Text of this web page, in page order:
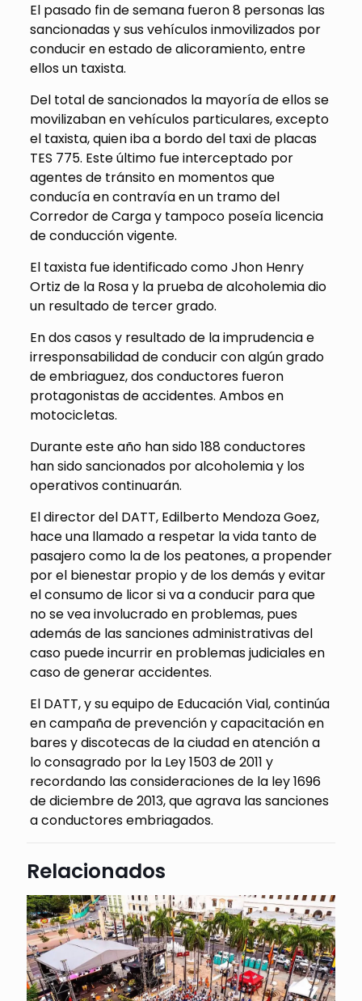
El pasado fin de semana fueron 8 personas las
sancionadas y sus vehículos inmovilizados por
conducir en estado de alicoramiento, entre
ellos un taxista.
Del total de sancionados la mayoría de ellos se
movilizaban en vehículos particulares, excepto
el taxista, quien iba a bordo del taxi de placas
TES 775. Este último fue interceptado por
agentes de tránsito en momentos que
conducía en contravía en un tramo del
Corredor de Carga y tampoco poseía licencia
de conducción vigente.
El taxista fue identificado como Jhon Henry
Ortiz de la Rosa y la prueba de alcoholemia dio
un resultado de tercer grado.
En dos casos y resultado de la imprudencia e
irresponsabilidad de conducir con algún grado
de embriaguez, dos conductores fueron
protagonistas de accidentes. Ambos en
motocicletas.
Durante este año han sido 188 conductores
han sido sancionados por alcoholemia y los
operativos continuarán.
El director del DATT, Edilberto Mendoza Goez,
hace una llamado a respetar la vida tanto de
pasajero como la de los peatones, a propender
por el bienestar propio y de los demás y evitar
el consumo de licor si va a conducir para que
no se vea involucrado en problemas, pues
además de las sanciones administrativas del
caso puede incurrir en problemas judiciales en
caso de generar accidentes.
El DATT, y su equipo de Educación Vial, continúa
en campaña de prevención y capacitación en
bares y discotecas de la ciudad en atención a
lo consagrado por la Ley 1503 de 2011 y
recordando las consideraciones de la ley 1696
de diciembre de 2013, que agrava las sanciones
a conductores embriagados.
Relacionados